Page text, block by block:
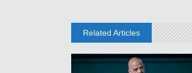
Related Articles